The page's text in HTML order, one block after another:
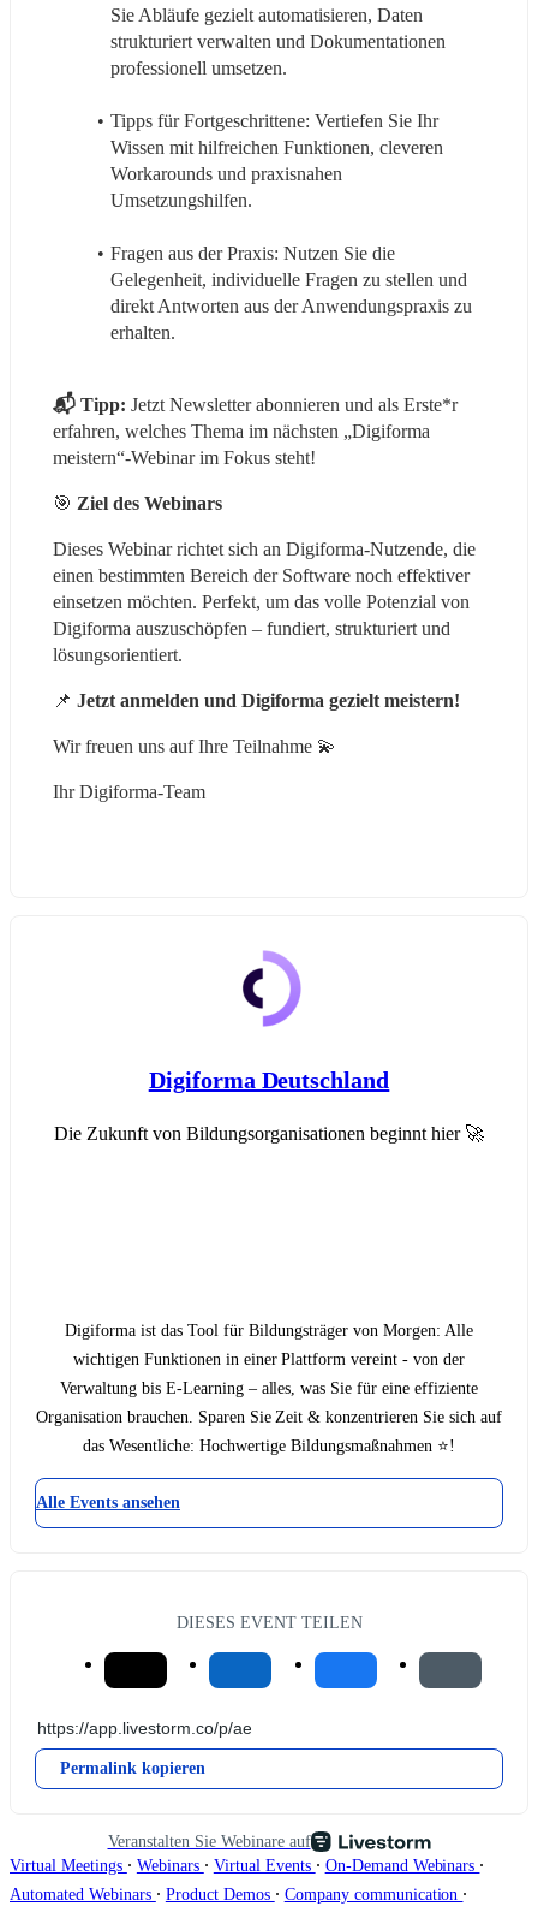
Sie Abläufe gezielt automatisieren, Daten
strukturiert verwalten und Dokumentationen
professionell umsetzen.
Tipps für Fortgeschrittene: Vertiefen Sie Ihr
Wissen mit hilfreichen Funktionen, cleveren
Workarounds und praxisnahen
Umsetzungshilfen.
Fragen aus der Praxis: Nutzen Sie die
Gelegenheit, individuelle Fragen zu stellen und
direkt Antworten aus der Anwendungspraxis zu
erhalten.
📬 Tipp: Jetzt Newsletter abonnieren und als Erste*r
erfahren, welches Thema im nächsten „Digiforma
meistern“-Webinar im Fokus steht!
🎯 Ziel des Webinars
Dieses Webinar richtet sich an Digiforma-Nutzende, die
einen bestimmten Bereich der Software noch effektiver
einsetzen möchten. Perfekt, um das volle Potenzial von
Digiforma auszuschöpfen – fundiert, strukturiert und
lösungsorientiert.
📌 Jetzt anmelden und Digiforma gezielt meistern!
Wir freuen uns auf Ihre Teilnahme 💫
Ihr Digiforma-Team
Digiforma Deutschland
Die Zukunft von Bildungsorganisationen beginnt hier 🚀
Digiforma ist das Tool für Bildungsträger von Morgen: Alle
wichtigen Funktionen in einer Plattform vereint - von der
Verwaltung bis E-Learning – alles, was Sie für eine effiziente
Organisation brauchen. Sparen Sie Zeit & konzentrieren Sie sich auf
das Wesentliche: Hochwertige Bildungsmaßnahmen ⭐️!
Alle Events ansehen
DIESES EVENT TEILEN
Permalink kopieren
Veranstalten Sie Webinare auf
Virtual Meetings ∙ Webinars ∙ Virtual Events ∙ On-Demand Webinars ∙
Automated Webinars ∙ Product Demos ∙ Company communication ∙